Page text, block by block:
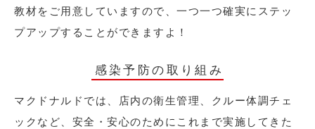
教材をご用意していますので、一つ一つ確実にステッ
プアップすることができますよ！
感染予防の取り組み
マクドナルドでは、店内の衛生管理、クルー体調チェ
ックなど、安全・安心のためにこれまで実施してきた